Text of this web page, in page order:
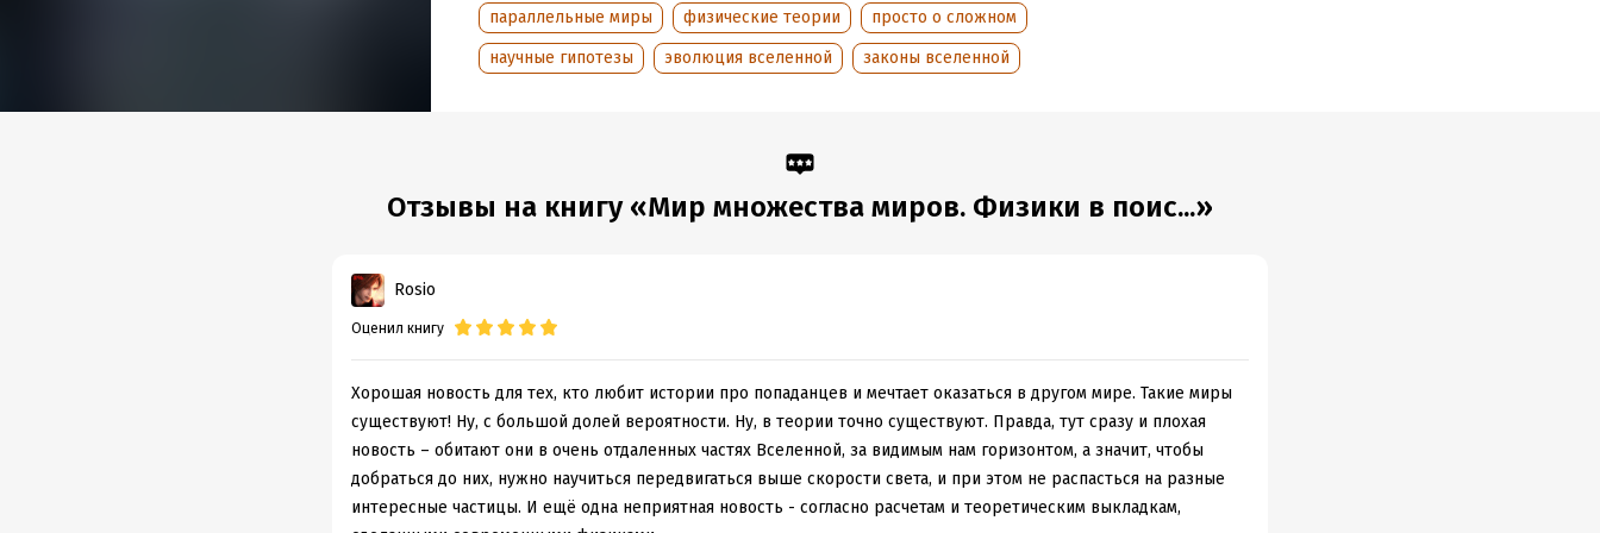
Подробная информация
Дата поступления: 16 января 2019
параллельные миры
физические теории
просто о сложном
научные гипотезы
эволюция вселенной законы вселенной
Отзывы на книгу «Мир множества миров. Физики в поис...»
Rosio
Оценил книгу
Хорошая новость для тех, кто любит истории про попаданцев и мечтает оказаться в другом мире. Такие миры
существуют! Ну, с большой долей вероятности. Ну, в теории точно существуют. Правда, тут сразу и плохая
новость – обитают они в очень отдаленных частях Вселенной, за видимым нам горизонтом, а значит, чтобы
добраться до них, нужно научиться передвигаться выше скорости света, и при этом не распасться на разные
интересные частицы. И ещё одна неприятная новость - согласно расчетам и теоретическим выкладкам,